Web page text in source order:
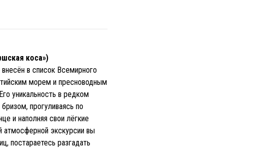
коса»)
в список Всемирного
морем и пресноводным
уникальность в редком
прогуливаясь по
и наполняя свои лёгкие
атмосферной экскурсии вы
постараетесь разгадать